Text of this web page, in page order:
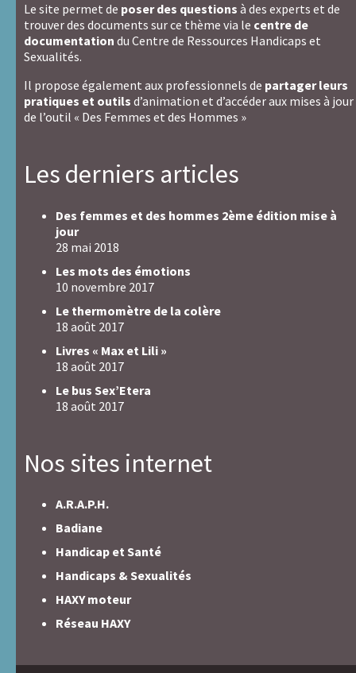
Le site permet de poser des questions à des experts et de
trouver des documents sur ce thème via le centre de
documentation du Centre de Ressources Handicaps et
Sexualités.
Il propose également aux professionnels de partager leurs
pratiques et outils d’animation et d’accéder aux mises à jour
de l’outil « Des Femmes et des Hommes »
Les derniers articles
Des femmes et des hommes 2ème édition mise à
jour
28 mai 2018
Les mots des émotions
10 novembre 2017
Le thermomètre de la colère
18 août 2017
Livres « Max et Lili »
18 août 2017
Le bus Sex’Etera
18 août 2017
Nos sites internet
A.R.A.P.H.
Badiane
Handicap et Santé
Handicaps & Sexualités
HAXY moteur
Réseau HAXY